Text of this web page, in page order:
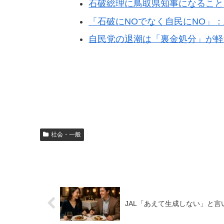
石破総理に鳥取県知事になるこ
「石破にNOでなく自民にNO
自民党の退潮は「裏金処分」が
社会・一般
JAL「あえて生成しない」と